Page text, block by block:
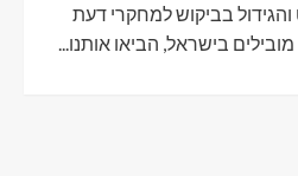
בביקוש למחקרי דעת
בישראל, הביאו אותנו...